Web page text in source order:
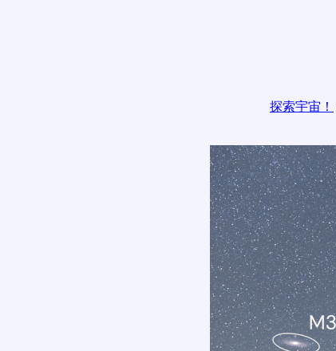
探索宇宙！